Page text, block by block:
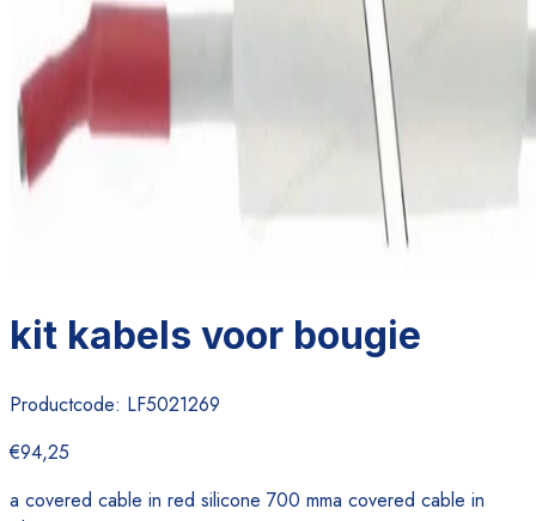
kit kabels voor bougie
Productcode: LF5021269
€94,25
a covered cable in red silicone 700 mma covered cable in